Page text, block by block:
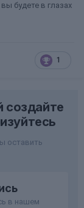
будете в глазах
1
создайте
оставить
в нашем